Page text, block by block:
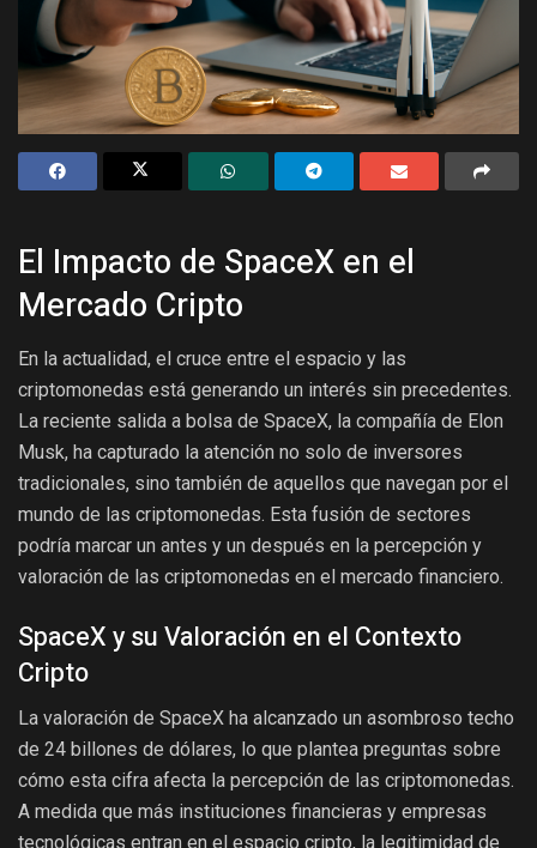
El Impacto de SpaceX en el
Mercado Cripto
En la actualidad, el cruce entre el espacio y las
criptomonedas está generando un interés sin precedentes.
La reciente salida a bolsa de SpaceX, la compañía de Elon
Musk, ha capturado la atención no solo de inversores
tradicionales, sino también de aquellos que navegan por el
mundo de las criptomonedas. Esta fusión de sectores
podría marcar un antes y un después en la percepción y
valoración de las criptomonedas en el mercado financiero.
SpaceX y su Valoración en el Contexto
Cripto
La valoración de SpaceX ha alcanzado un asombroso techo
de 24 billones de dólares, lo que plantea preguntas sobre
cómo esta cifra afecta la percepción de las criptomonedas.
A medida que más instituciones financieras y empresas
tecnológicas entran en el espacio cripto, la legitimidad de